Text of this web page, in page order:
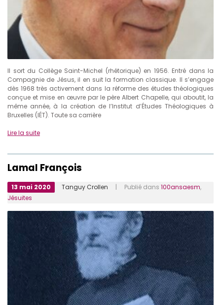
Il sort du Collège Saint-Michel (rhétorique) en 1956. Entré dans la
Compagnie de Jésus, il en suit la formation classique. Il s’engage
dès 1968 très activement dans la réforme des études théologiques
conçue et mise en œuvre par le père Albert Chapelle, qui aboutit, la
même année, à la création de l’Institut d’Études Théologiques à
Bruxelles (IÉT). Toute sa carrière
Lire la suite
Lamal François
13 mai 2020 Tanguy Crollen | Publié dans 100ansaesm,
Jésuites